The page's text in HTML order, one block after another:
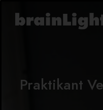
Praktikant